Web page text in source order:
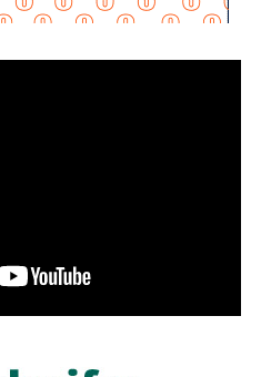
en contra de Aguirre
al cargo en2014, derivado de